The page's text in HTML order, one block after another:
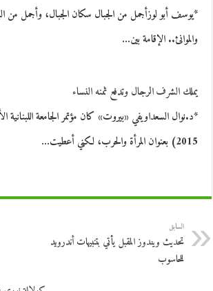
*يوسف أبو لوزأجمل من الجبال سكان الجبال، وأجمل من
والموانئ.. الإقامة بين…
يملك الشرف الرجال وتدفع ثمنه النساء
2015) بعنوان المرأة والحرب، لكني أعطيت…
السابق
تحديث ويندوز المقبل يأتي بتنبيهات أندرويد
للحاسوب